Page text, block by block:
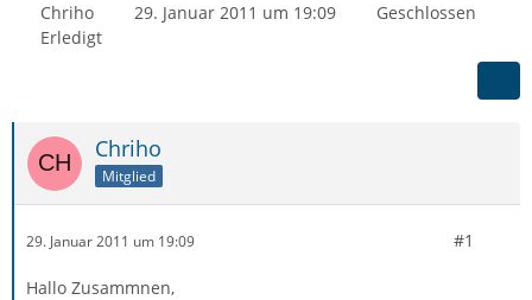
Chriho 29. Januar 2011 um 19:09
Geschlossen
Erledigt
Chriho
Mitglied
29. Januar 2011 um 19:09 #1
Hallo Zusammnen,